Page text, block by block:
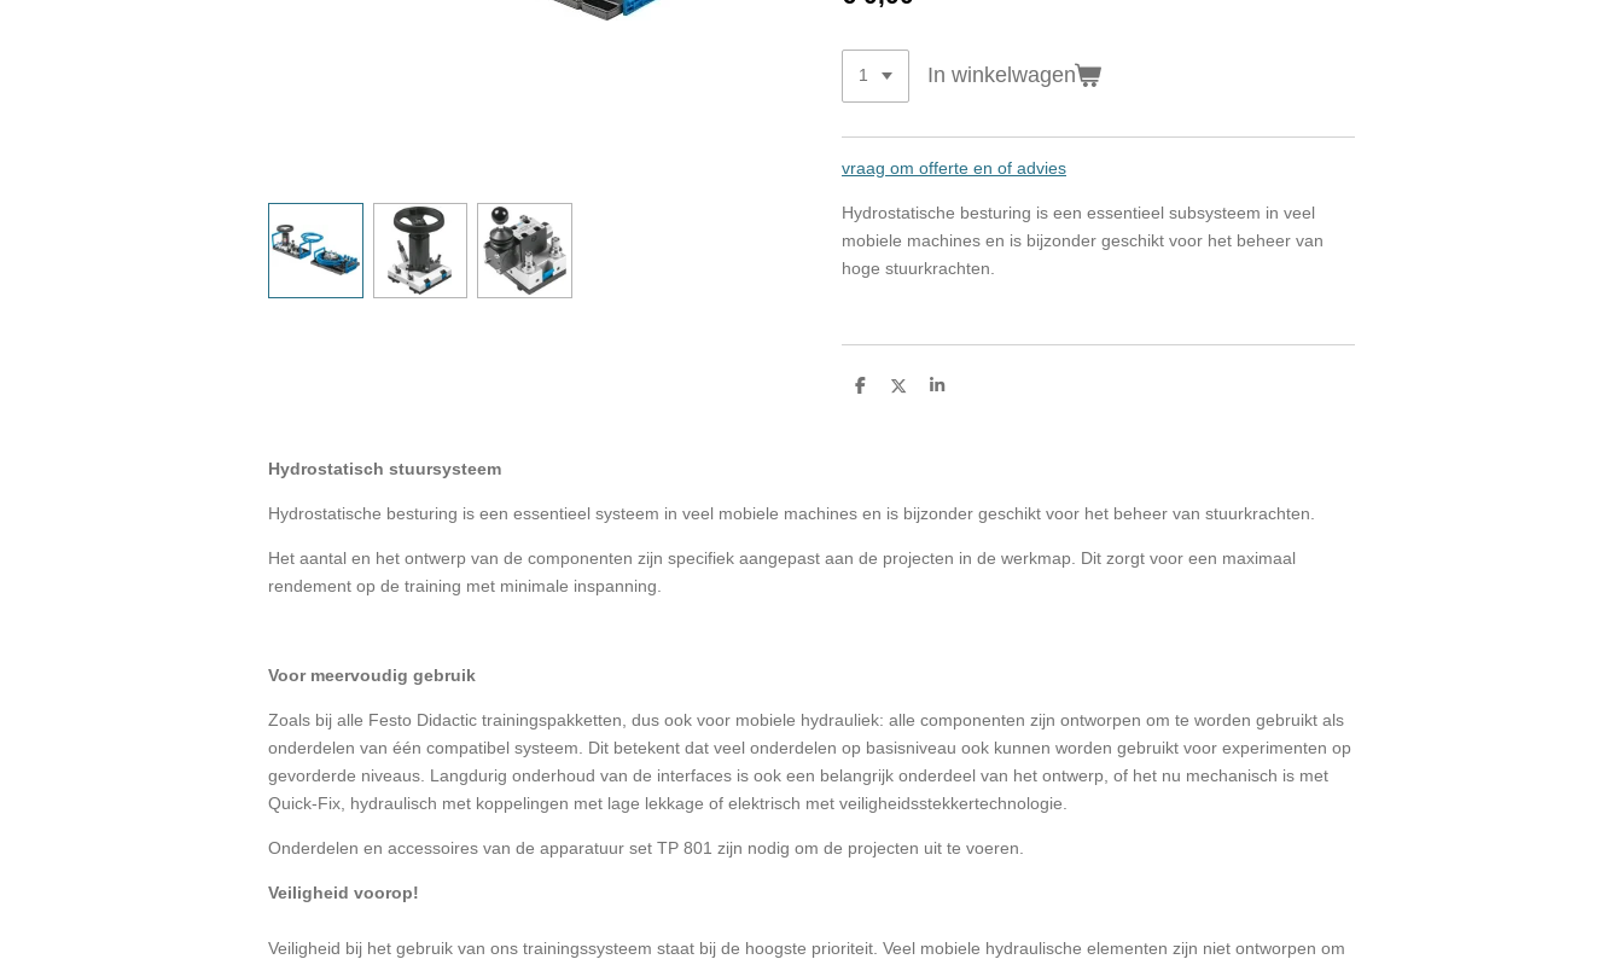
In winkelwagen
vraag om offerte en of advies
Hydrostatische besturing is een essentieel subsysteem in veel
mobiele machines en is bijzonder geschikt voor het beheer van
hoge stuurkrachten.
D
D
S
Hydrostatisch stuursysteem
Hydrostatische besturing is een essentieel systeem in veel mobiele machines en is bijzonder geschikt voor het beheer van stuurkrachten.
Het aantal en het ontwerp van de componenten zijn specifiek aangepast aan de projecten in de werkmap. Dit zorgt voor een maximaal
rendement op de training met minimale inspanning.
Voor meervoudig gebruik
Zoals bij alle Festo Didactic trainingspakketten, dus ook voor mobiele hydrauliek: alle componenten zijn ontworpen om te worden gebruikt als
onderdelen van één compatibel systeem. Dit betekent dat veel onderdelen op basisniveau ook kunnen worden gebruikt voor experimenten op
gevorderde niveaus. Langdurig onderhoud van de interfaces is ook een belangrijk onderdeel van het ontwerp, of het nu mechanisch is met
Quick-Fix, hydraulisch met koppelingen met lage lekkage of elektrisch met veiligheidsstekkertechnologie.
Onderdelen en accessoires van de apparatuur set TP 801 zijn nodig om de projecten uit te voeren.
Veiligheid voorop!
Veiligheid bij het gebruik van ons trainingssysteem staat bij de hoogste prioriteit. Veel mobiele hydraulische elementen zijn niet ontworpen om